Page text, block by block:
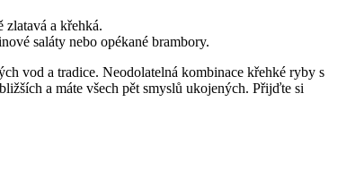
a křehká.
saláty nebo opékané brambory.
vod a tradice. Neodolatelná kombinace křehké ryby s
a máte všech pět smyslů ukojených. Přijďte si